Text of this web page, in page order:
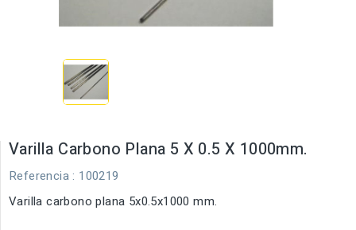
Varilla Carbono Plana 5 X 0.5 X 1000mm.
Referencia : 100219
Varilla carbono plana 5x0.5x1000 mm.